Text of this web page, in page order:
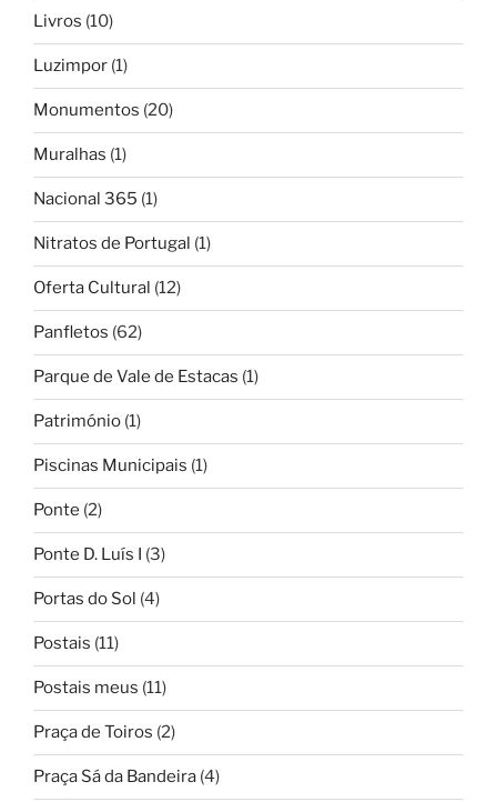
Livros (10)
Luzimpor (1)
Monumentos (20)
Muralhas (1)
Nacional 365 (1)
Nitratos de Portugal (1)
Oferta Cultural (12)
Panfletos (62)
Parque de Vale de Estacas (1)
Património (1)
Piscinas Municipais (1)
Ponte (2)
Ponte D. Luís I (3)
Portas do Sol (4)
Postais (11)
Postais meus (11)
Praça de Toiros (2)
Praça Sá da Bandeira (4)